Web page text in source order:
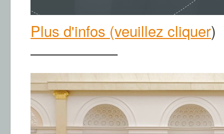
Plus d'infos (veuillez cliquer)
——————